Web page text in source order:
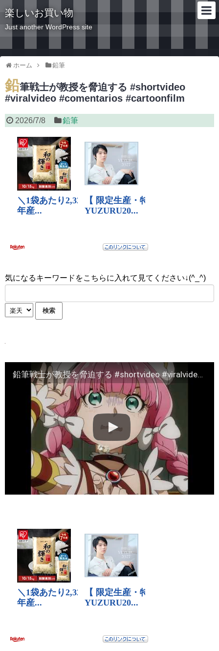
楽しいお買い物
Just another WordPress site
ホーム 鉛筆
鉛筆戦士が教授を脅迫する #shortvideo
#viralvideo #comentarios #cartoonfilm
2026/7/8 鉛筆
気になるキーワードをこちらに入れて見てください↓(^_^)
鉛筆戦士が教授を脅迫する #shortvideo #viralvideo #comentarios #cartoonfilm